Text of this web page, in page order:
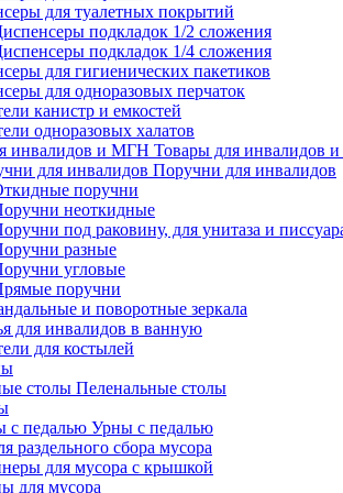
для туалетных покрытий
подкладок 1/2 сложения
подкладок 1/4 сложения
для гигиенических пакетиков
для одноразовых перчаток
канистр и емкостей
одноразовых халатов
Товары для инвалидов
Поручни для инвалидов
поручни
неоткидные
под раковину, для унитаза и
разные
угловые
поручни
и поворотные зеркала
для инвалидов в ванную
для костылей
Пеленальные столы
Урны с педалью
раздельного сбора мусора
для мусора с крышкой
для мусора